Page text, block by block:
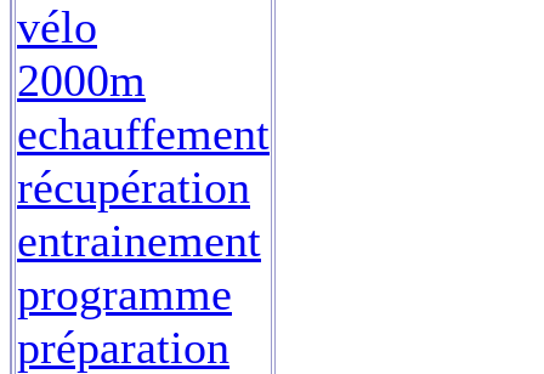
vélo
2000m
echauffement
récupération
entrainement
programme
préparation